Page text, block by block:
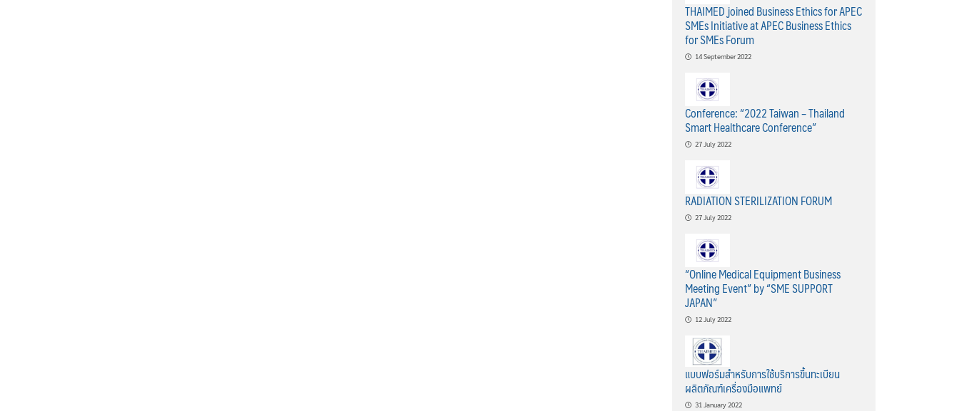
THAIMED joined Business Ethics for APEC
SMEs Initiative at APEC Business Ethics
for SMEs Forum
14 September 2022
Conference: “2022 Taiwan – Thailand
Smart Healthcare Conference”
27 July 2022
RADIATION STERILIZATION FORUM
27 July 2022
“Online Medical Equipment Business
Meeting Event” by “SME SUPPORT
JAPAN”
12 July 2022
แบบฟอร์มสำหรับการใช้บริการขึ้นทะเบียน
ผลิตภัณฑ์เครื่องมือแพทย์
31 January 2022